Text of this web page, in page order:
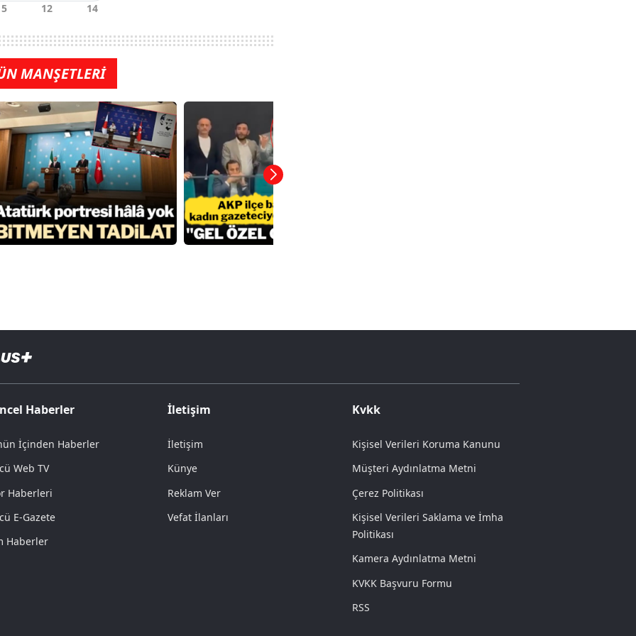
MANŞETLERİ
Haberler
İçinden Haberler
Web TV
Haberleri
E-Gazete
Haberler
İletişim
İletişim
Künye
Reklam Ver
Vefat İlanları
Kvkk
Kişisel Verileri Koruma Kanunu
Müşteri Aydınlatma Metni
Çerez Politikası
Kişisel Verileri Saklama ve İmha
Politikası
Kamera Aydınlatma Metni
KVKK Başvuru Formu
RSS